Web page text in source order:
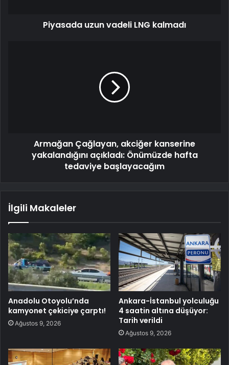
Piyasada uzun vadeli LNG kalmadı
Armağan Çağlayan, akciğer kanserine
yakalandığını açıkladı: Önümüzde hafta
tedaviye başlayacağım
İlgili Makaleler
Anadolu Otoyolu’nda
kamyonet çekiciye çarptı!
Ağustos 9, 2026
Ankara-İstanbul yolculuğu
4 saatin altına düşüyor:
Tarih verildi
Ağustos 9, 2026